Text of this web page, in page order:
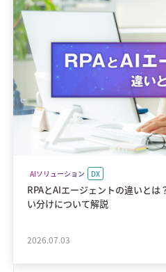
AIソリューション DX
RPAとAIエージェントの違いと
い分けについて解説
2026.07.03